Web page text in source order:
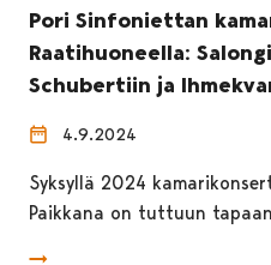
Pori Sinfoniettan
Raatihuoneella:
Schubertiin ja
4.9.2024
Syksyllä 2024
Paikkana on tuttuun